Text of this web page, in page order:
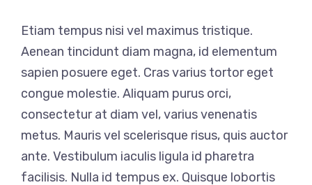
Etiam tempus nisi vel maximus tristique.
Aenean tincidunt diam magna, id elementum
sapien posuere eget. Cras varius tortor eget
congue molestie. Aliquam purus orci,
consectetur at diam vel, varius venenatis
metus. Mauris vel scelerisque risus, quis auctor
ante. Vestibulum iaculis ligula id pharetra
facilisis. Nulla id tempus ex. Quisque lobortis